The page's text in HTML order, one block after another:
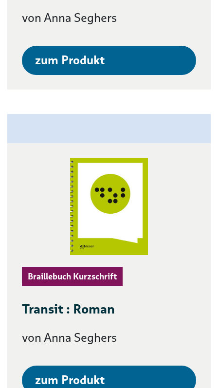
von Anna Seghers
zum Produkt
Braillebuch Kurzschrift
Transit : Roman
von Anna Seghers
zum Produkt